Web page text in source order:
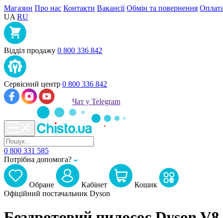
Магазин Про нас Контакти Вакансії Обмін та повернення
UA RU
Відділ продажу 0 800 336 842
Сервісний центр 0 800 336 842
Чат у Telegram
0 800 331 585
Потрібна допомога?
Обране Кабiнет
Кошик
Офіційний постачальник Dyson